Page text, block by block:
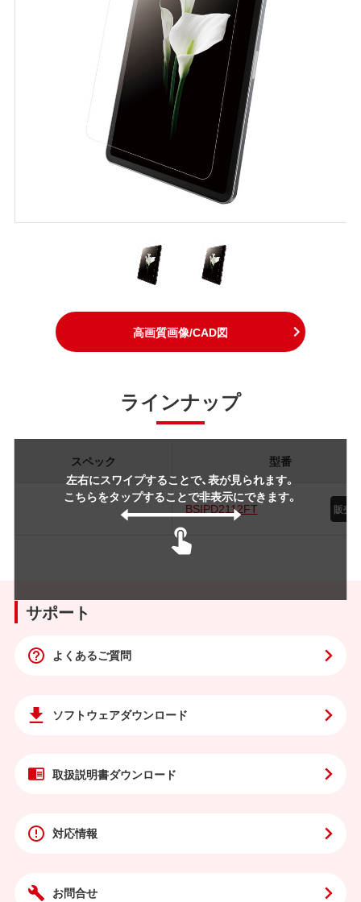
高画質画像/CAD図
ラインナップ
左右にスワイプすることで、表が見られます。
こちらをタップすることで非表示にできます。
スペック 型番
BSIPD2112FT
サポート
よくあるご質問
ソフトウェアダウンロード
取扱説明書ダウンロード
対応情報
お問合せ